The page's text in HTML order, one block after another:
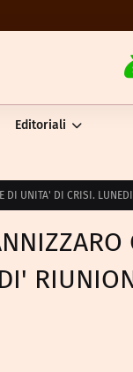
Editoriali
DI UNITA' DI CRISI.